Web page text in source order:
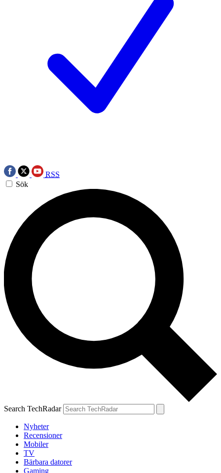
RSS
Sök
Search TechRadar
Nyheter
Recensioner
Mobiler
TV
Bärbara datorer
Gaming